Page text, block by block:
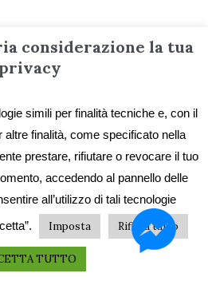
considerazione la tua
privacy
simili per finalità tecniche e, con il
finalità, come specificato nella
prestare, rifiutare o revocare il tuo
accedendo al pannello delle
all’utilizzo di tali tecnologie
Imposta Rifiuta tutto
TUTTO